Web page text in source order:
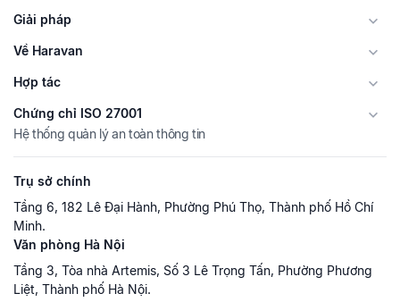
Giải pháp
Về Haravan
Hợp tác
Chứng chỉ ISO 27001
Hệ thống quản lý an toàn thông tin
Trụ sở chính
Tầng 6, 182 Lê Đại Hành, Phường Phú Thọ, Thành phố Hồ Chí
Minh.
Văn phòng Hà Nội
Tầng 3, Tòa nhà Artemis, Số 3 Lê Trọng Tấn, Phường Phương
Liệt, Thành phố Hà Nội.